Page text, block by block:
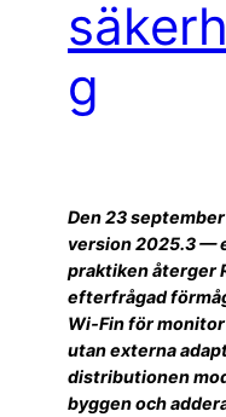
g
Den 23
version 2025.3 —
praktiken återger
efterfrågad
Wi‑Fin för
utan externa
distributionen
byggen och